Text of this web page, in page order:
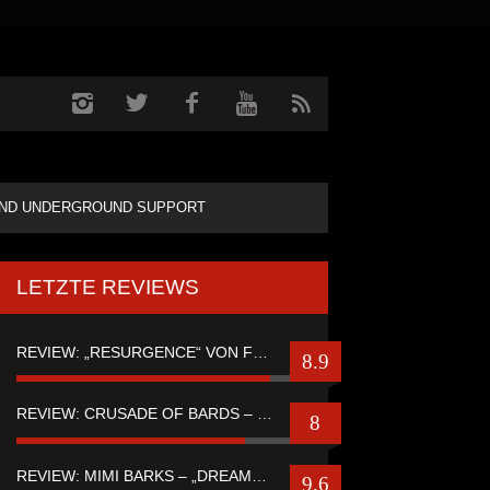
UNDERGROUND SUPPORT
LETZTE REVIEWS
8.9
REVIEW: CRUSADE OF BARDS – “TALES OF DISTANT WORLDS“ 8
9.6